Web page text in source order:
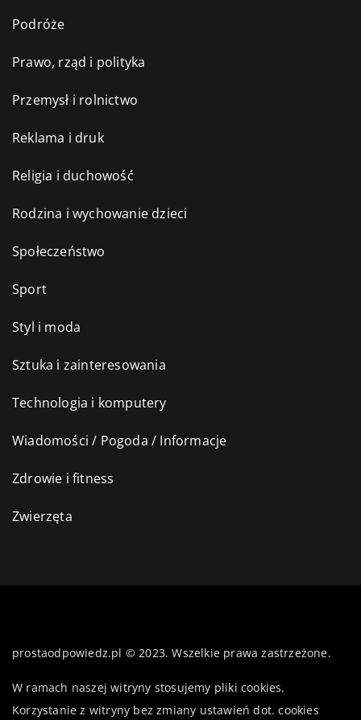
Podróże
Prawo, rząd i polityka
Przemysł i rolnictwo
Reklama i druk
Religia i duchowość
Rodzina i wychowanie dzieci
Społeczeństwo
Sport
Styl i moda
Sztuka i zainteresowania
Technologia i komputery
Wiadomości / Pogoda / Informacje
Zdrowie i fitness
Zwierzęta
prostaodpowiedz.pl © 2023. Wszelkie prawa zastrzeżone.
W ramach naszej witryny stosujemy pliki cookies.
Korzystanie z witryny bez zmiany ustawień dot. cookies